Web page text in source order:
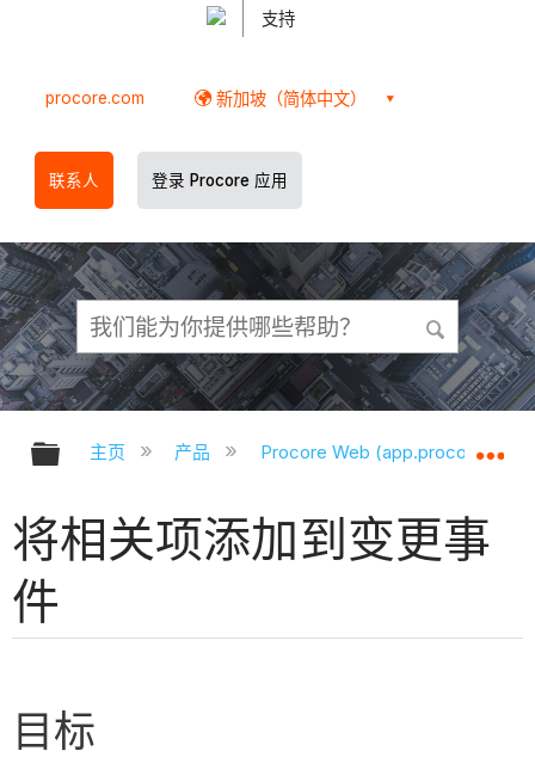
支持
procore.com 新加坡（简体中文）
联系人 登录 Procore 应用
扩展/隐缩全局层次
主页 产品 Procore Web
将相关项添加到变更事
件
目标